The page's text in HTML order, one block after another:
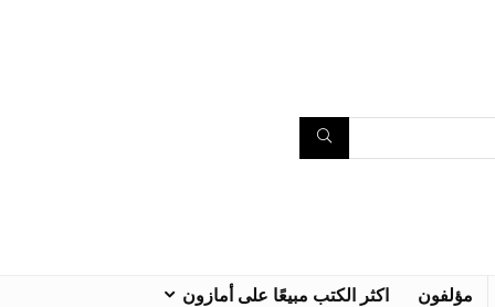
مؤلفون اكثر الكتب مبيعًا على أمازون